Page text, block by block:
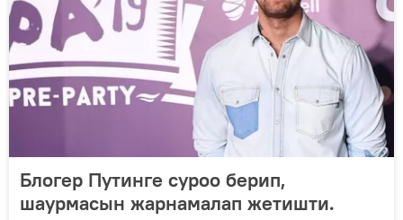
Блогер Путинге суроо берип,
шаурмасын жарнамалап жетишти.